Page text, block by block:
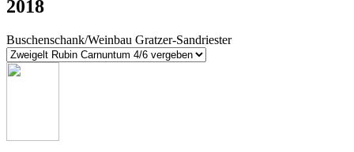
2018
Buschenschank/Weinbau Gratzer-Sandriester